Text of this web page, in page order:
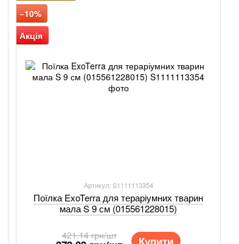
−10%
Акція
Артикул: S1111113354
Поїлка ExoTerra для тераріумних тварин
мала S 9 см (015561228015)
421.14 грн/шт Купити